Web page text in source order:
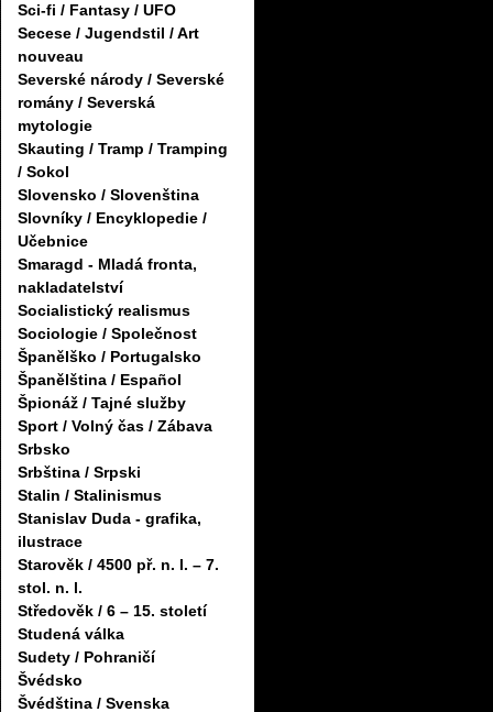
Sci-fi / Fantasy / UFO
Secese / Jugendstil / Art
nouveau
Severské národy / Severské
romány / Severská
mytologie
Skauting / Tramp / Tramping
/ Sokol
Slovensko / Slovenština
Slovníky / Encyklopedie /
Učebnice
Smaragd - Mladá fronta,
nakladatelství
Socialistický realismus
Sociologie / Společnost
Španělško / Portugalsko
Španělština / Español
Špionáž / Tajné služby
Sport / Volný čas / Zábava
Srbsko
Srbština / Srpski
Stalin / Stalinismus
Stanislav Duda - grafika,
ilustrace
Starověk / 4500 př. n. l. – 7.
stol. n. l.
Středověk / 6 – 15. století
Studená válka
Sudety / Pohraničí
Švédsko
Švédština / Svenska